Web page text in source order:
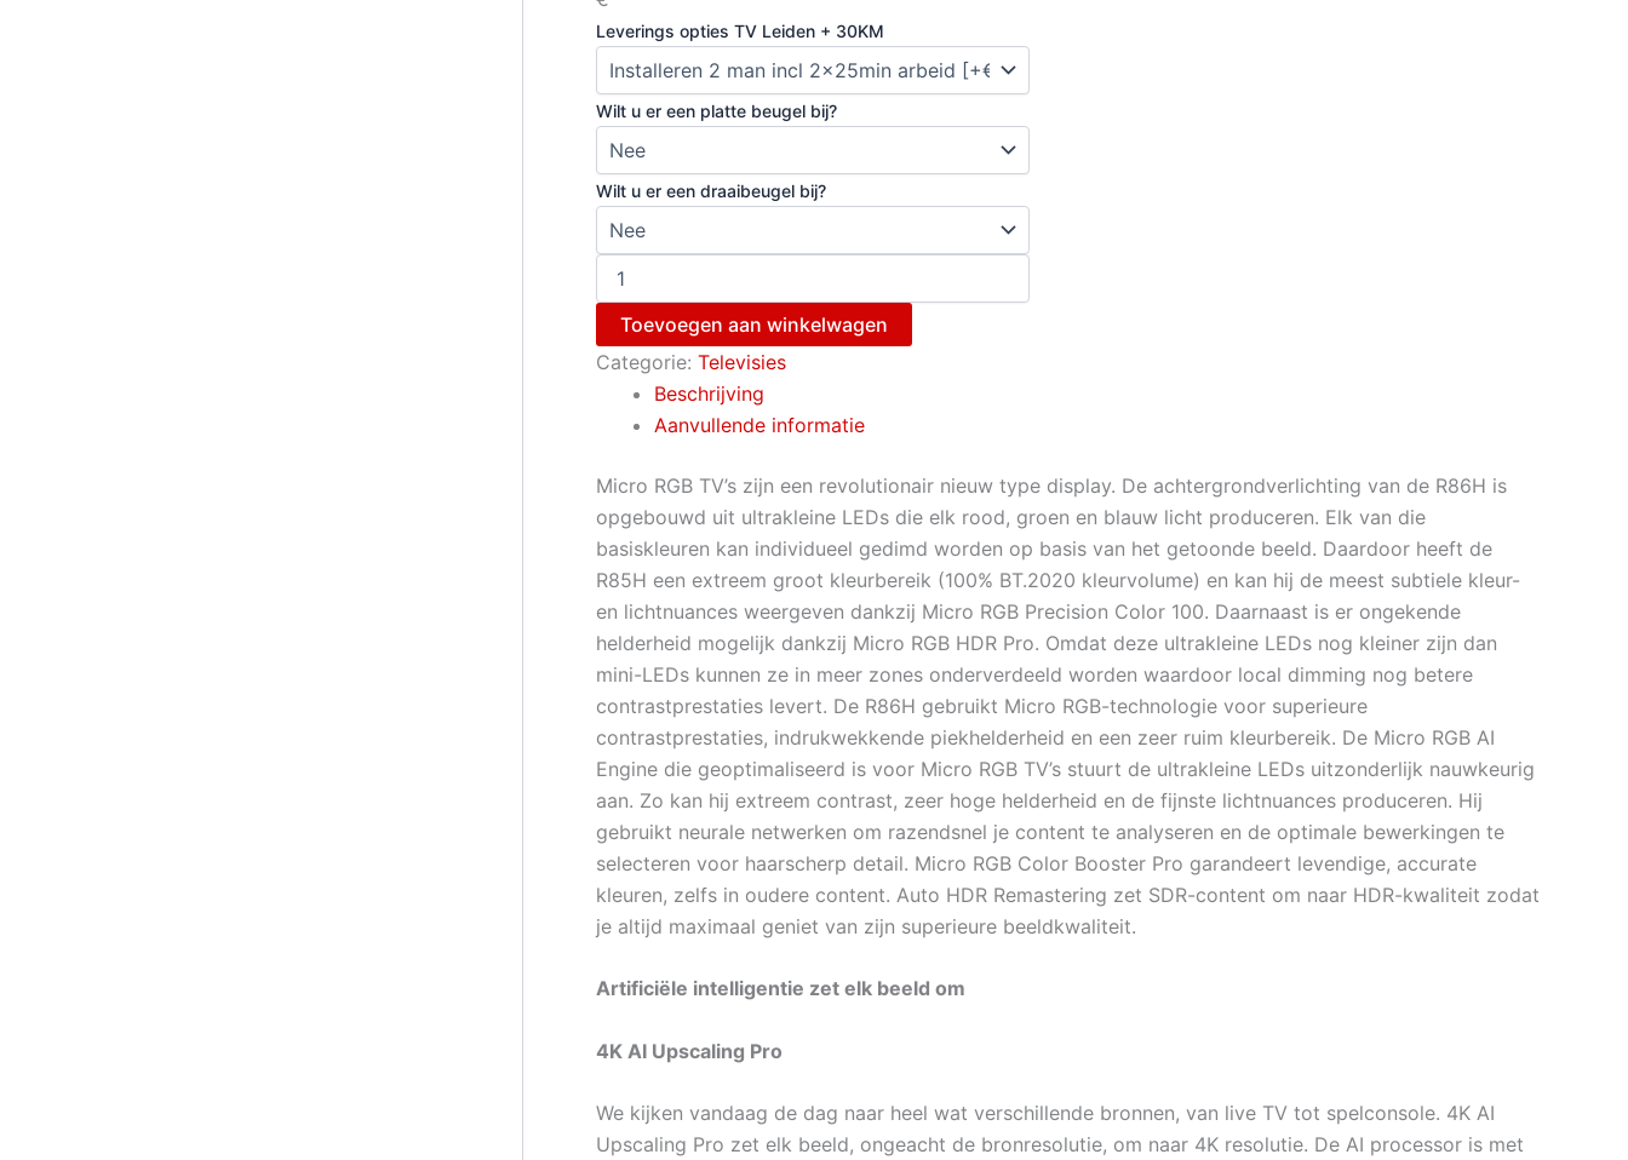
Leverings opties TV Leiden + 30KM
Wilt u er een platte beugel bij?
Wilt u er een draaibeugel bij?
Toevoegen aan winkelwagen
Categorie: Televisies
Beschrijving
Aanvullende informatie
Micro RGB TV’s zijn een revolutionair nieuw type display. De achtergrondverlichting van de R86H is
opgebouwd uit ultrakleine LEDs die elk rood, groen en blauw licht produceren. Elk van die
basiskleuren kan individueel gedimd worden op basis van het getoonde beeld. Daardoor heeft de
R85H een extreem groot kleurbereik (100% BT.2020 kleurvolume) en kan hij de meest subtiele kleur-
en lichtnuances weergeven dankzij Micro RGB Precision Color 100. Daarnaast is er ongekende
helderheid mogelijk dankzij Micro RGB HDR Pro. Omdat deze ultrakleine LEDs nog kleiner zijn dan
mini-LEDs kunnen ze in meer zones onderverdeeld worden waardoor local dimming nog betere
contrastprestaties levert. De R86H gebruikt Micro RGB-technologie voor superieure
contrastprestaties, indrukwekkende piekhelderheid en een zeer ruim kleurbereik. De Micro RGB AI
Engine die geoptimaliseerd is voor Micro RGB TV’s stuurt de ultrakleine LEDs uitzonderlijk nauwkeurig
aan. Zo kan hij extreem contrast, zeer hoge helderheid en de fijnste lichtnuances produceren. Hij
gebruikt neurale netwerken om razendsnel je content te analyseren en de optimale bewerkingen te
selecteren voor haarscherp detail. Micro RGB Color Booster Pro garandeert levendige, accurate
kleuren, zelfs in oudere content. Auto HDR Remastering zet SDR-content om naar HDR-kwaliteit zodat
je altijd maximaal geniet van zijn superieure beeldkwaliteit.
Artificiële intelligentie zet elk beeld om
4K AI Upscaling Pro
We kijken vandaag de dag naar heel wat verschillende bronnen, van live TV tot spelconsole. 4K AI
Upscaling Pro zet elk beeld, ongeacht de bronresolutie, om naar 4K resolutie. De AI processor is met